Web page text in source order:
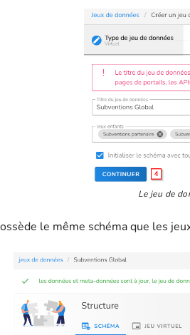
Le jeu de
le même schéma que les